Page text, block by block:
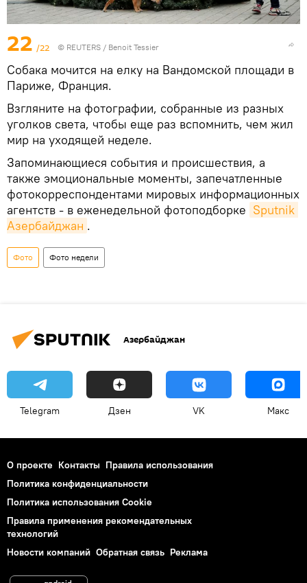
22 /22 © REUTERS / Benoit Tessier
Собака мочится на елку на Вандомской площади в
Париже, Франция.
Взгляните на фотографии, собранные из разных
уголков света, чтобы еще раз вспомнить, чем жил
мир на уходящей неделе.
Запоминающиеся события и происшествия, а
также эмоциональные моменты, запечатленные
фотокорреспондентами мировых информационных
агентств - в еженедельной фотоподборке Sputnik
Азербайджан .
Фото Фото недели
Азербайджан
Telegram Дзен VK Макс
О проекте Контакты Правила использования
Политика конфиденциальности
Политика использования Cookie
Правила применения рекомендательных
технологий
Новости компаний Обратная связь Реклама